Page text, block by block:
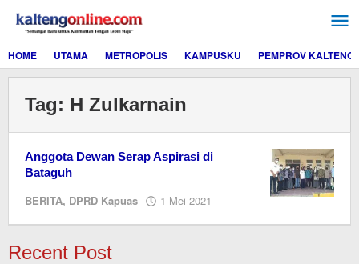
konten
HOME
UTAMA METROPOLIS KAMPUSKU PEMPROV KALTENG
Tag: H Zulkarnain
Anggota Dewan Serap Aspirasi di
Bataguh
BERITA, DPRD Kapuas 1 Mei 2021
Recent Post